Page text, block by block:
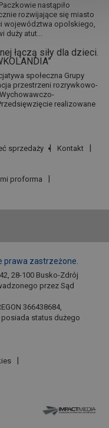
nastąpiło
rozwijające się miasto
województwa opolskiego,
duży atut...
łączą siły dla dzieci.
społeczna Grupy
przestrzeni rozrywkowo-
realizowane
sprzedaży
Kontakt
proforma
prawa zastrzeżone.
28-100 Busko-Zdrój
przez Sąd
366438684,
posiada status dużego